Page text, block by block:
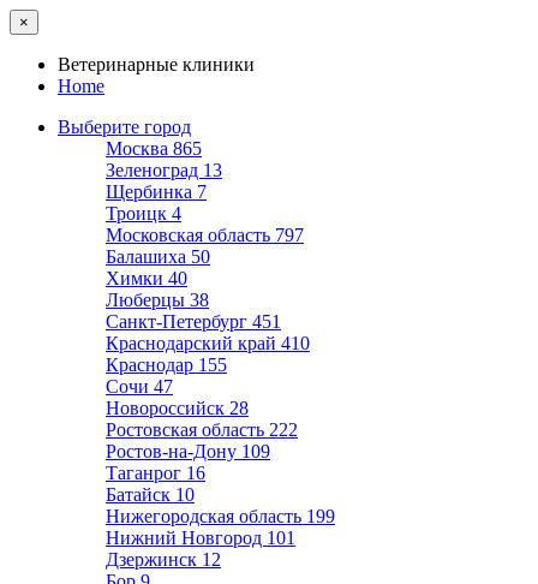
×
Ветеринарные клиники
Home
Выберите город
Москва 865
Зеленоград 13
Щербинка 7
Троицк 4
Московская область 797
Балашиха 50
Химки 40
Люберцы 38
Санкт-Петербург 451
Краснодарский край 410
Краснодар 155
Сочи 47
Новороссийск 28
Ростовская область 222
Ростов-на-Дону 109
Таганрог 16
Батайск 10
Нижегородская область 199
Нижний Новгород 101
Дзержинск 12